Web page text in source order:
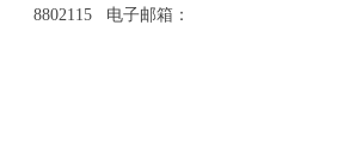
8802115 电子邮箱：